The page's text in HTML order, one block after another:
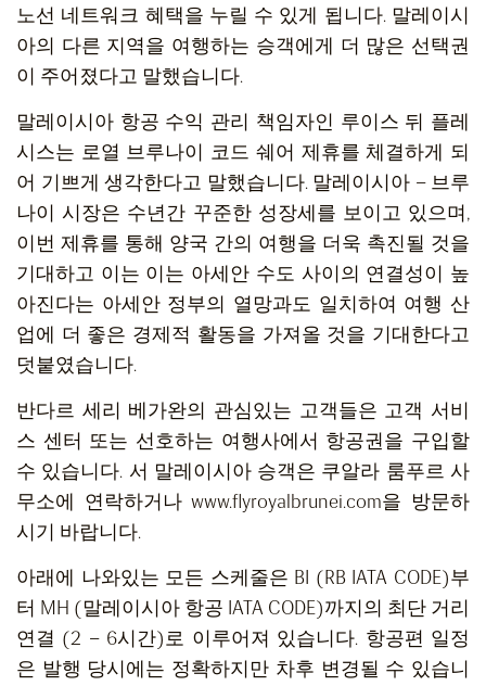
노선 네트워크 혜택을 누릴 수 있게 됩니다. 말레이시
아의 다른 지역을 여행하는 승객에게 더 많은 선택권
이 주어졌다고 말했습니다.
말레이시아 항공 수익 관리 책임자인 루이스 뒤 플레
시스는 로열 브루나이 코드 쉐어 제휴를 체결하게 되
어 기쁘게 생각한다고 말했습니다. 말레이시아 – 브루
나이 시장은 수년간 꾸준한 성장세를 보이고 있으며,
이번 제휴를 통해 양국 간의 여행을 더욱 촉진될 것을
기대하고 이는 이는 아세안 수도 사이의 연결성이 높
아진다는 아세안 정부의 열망과도 일치하여 여행 산
업에 더 좋은 경제적 활동을 가져올 것을 기대한다고
덧붙였습니다.
반다르 세리 베가완의 관심있는 고객들은 고객 서비
스 센터 또는 선호하는 여행사에서 항공권을 구입할
수 있습니다. 서 말레이시아 승객은 쿠알라 룸푸르 사
무소에 연락하거나 www.flyroyalbrunei.com을 방문하
시기 바랍니다.
아래에 나와있는 모든 스케줄은 BI (RB IATA CODE)부
터 MH (말레이시아 항공 IATA CODE)까지의 최단 거리
연결 (2 – 6시간)로 이루어져 있습니다. 항공편 일정
은 발행 당시에는 정확하지만 차후 변경될 수 있습니